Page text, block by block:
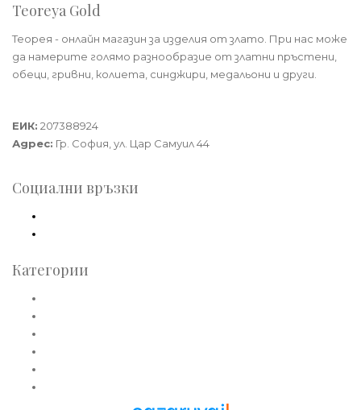
Teoreya Gold
Теорея - онлайн магазин за изделия от злато. При нас може
да намерите голямо разнообразие от златни пръстени,
обеци, гривни, колиета, синджири, медальони и други.
ЕИК: 207388924
Адрес: Гр. София, ул. Цар Самуил 44
Социални връзки
Категории